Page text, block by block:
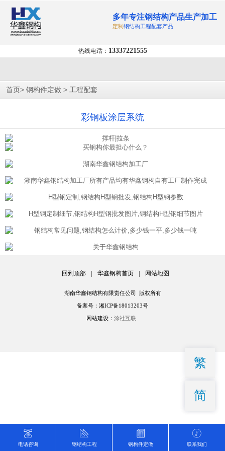
多年专注钢结构产品生产加工
定制钢结构工程配套产品
热线电话： 13337221555
首页> 钢构件定做 > 工程配套
彩钢板涂层系统
回到顶部 | 华鑫钢构首页 | 网站地图
湖南华鑫钢结构有限责任公司 版权所有
备案号：湘ICP备18013203号
网站建设： 涂社互联
电话咨询 钢结构工程 钢构件定做 联系我们
繁
简